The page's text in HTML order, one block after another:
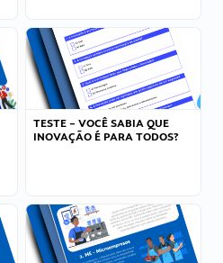
TESTE – VOCÊ SABIA QUE
INOVAÇÃO É PARA TODOS?